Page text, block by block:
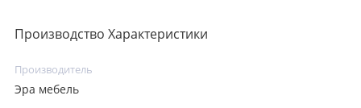
Производство Характеристики
Производитель
Эра мебель